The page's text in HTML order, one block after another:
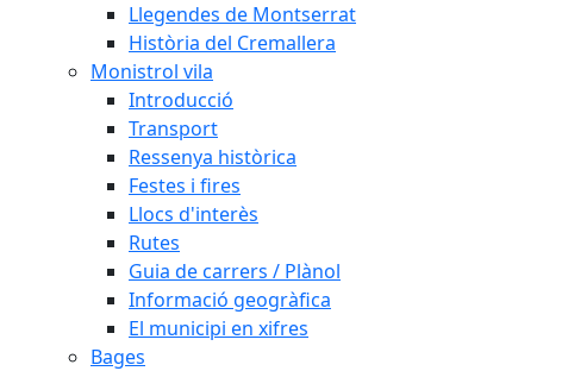
Llegendes de Montserrat
Història del Cremallera
Monistrol vila
Introducció
Transport
Ressenya històrica
Festes i fires
Llocs d'interès
Rutes
Guia de carrers / Plànol
Informació geogràfica
El municipi en xifres
Bages